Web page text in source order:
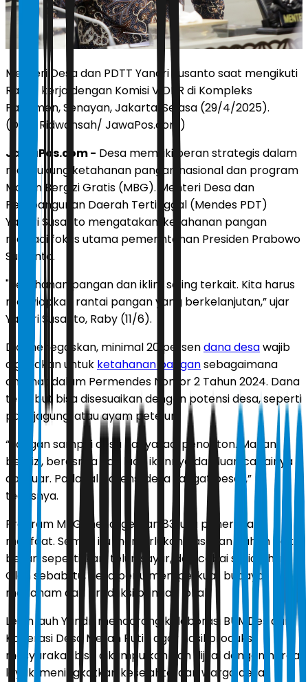
Menteri Desa dan PDTT Yandri Susanto saat mengikuti
Rapat kerja dengan Komisi V DPR di Kompleks
Parlemen, Senayan, Jakarta, Selasa (29/4/2025).
(Dery Ridwansah/ JawaPos.com)
JawaPos.com - Desa memiliki peran strategis dalam
mendukung ketahanan pangan nasional dan program
Makan Bergizi Gratis (MBG). Menteri Desa dan
Pembangunan Daerah Tertinggal (Mendes PDT)
Yandri Susanto mengatakan, ketahanan pangan
menjadi fokus utama pemerintahan Presiden Prabowo
Subianto.
"Ketahanan pangan dan iklim saling terkait. Kita harus
menyiapkan rantai pangan yang berkelanjutan,” ujar
Yandri Susanto, Raby (11/6).
Dia menegaskan, minimal 20 persendana desawajib
digunakan untuk ketahanan pangansebagaimana
amanat dalam Permendes Nomor 2 Tahun 2024. Dana
tersebut bisa disesuaikan dengan potensi desa, seperti
padi, jagung, atau ayam petelur.
“Jangan sampai desa hanya jadi penonton. Makan
bergizi, berasnya dari luar, ikannya dari luar, cabainya
dari luar. Padahal potensi desa sangat besar,”
tegasnya.
Program MBG menargetkan 83 juta penerima
manfaat. Semua itu memerlukan pasokan bahan baku
besar, seperti ikan, telur, sayur, dan cabai setiap hari.
Oleh sebab itu, desa perlu memperkuat budaya
menanam dan produksi pangan lokal.
Lebih jauh Yandri mendorong kolaborasi BUMDes dan
Koperasi Desa Merah Putih agar hasil produksi
masyarakat bisa dikumpulkan dan dijual dengan harga
layak, meningkatkan kesejahteraan warga desa.